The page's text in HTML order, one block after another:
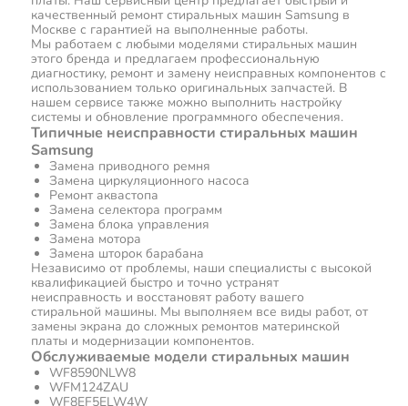
качественный ремонт стиральных машин Samsung в
Москве с гарантией на выполненные работы.
Мы работаем с любыми моделями стиральных машин
этого бренда и предлагаем профессиональную
диагностику, ремонт и замену неисправных компонентов с
использованием только оригинальных запчастей. В
нашем сервисе также можно выполнить настройку
системы и обновление программного обеспечения.
Типичные неисправности стиральных машин
Samsung
Замена приводного ремня
Замена циркуляционного насоса
Ремонт аквастопа
Замена селектора программ
Замена блока управления
Замена мотора
Замена шторок барабана
Независимо от проблемы, наши специалисты с высокой
квалификацией быстро и точно устранят
неисправность и восстановят работу вашего
стиральной машины. Мы выполняем все виды работ, от
замены экрана до сложных ремонтов материнской
платы и модернизации компонентов.
Обслуживаемые модели стиральных машин
WF8590NLW8
WFM124ZAU
WF8EF5ELW4W